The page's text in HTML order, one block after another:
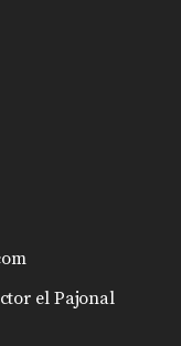
el Pajonal